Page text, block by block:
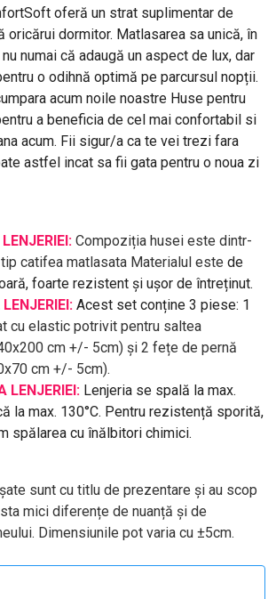
oferă un strat suplimentar de
oricărui dormitor. Matlasarea sa unică, în
numai că adaugă un aspect de lux, dar
o odihnă optimă pe parcursul nopții.
acum noile noastre Huse pentru
a beneficia de cel mai confortabil si
acum. Fii sigur/a ca te vei trezi fara
astfel incat sa fii gata pentru o noua zi
Compoziția husei este dintr-
catifea matlasata Materialul este de
foarte rezistent și ușor de întreținut.
Acest set conține 3 piese: 1
cu elastic potrivit pentru saltea
cm +/- 5cm) și 2 fețe de pernă
cm +/- 5cm).
LENJERIEI: Lenjeria se spală la max.
la max. 130°C. Pentru rezistență sporită,
spălarea cu înălbitori chimici.
sunt cu titlu de prezentare și au scop
mici diferențe de nuanță și de
Dimensiunile pot varia cu ±5cm.